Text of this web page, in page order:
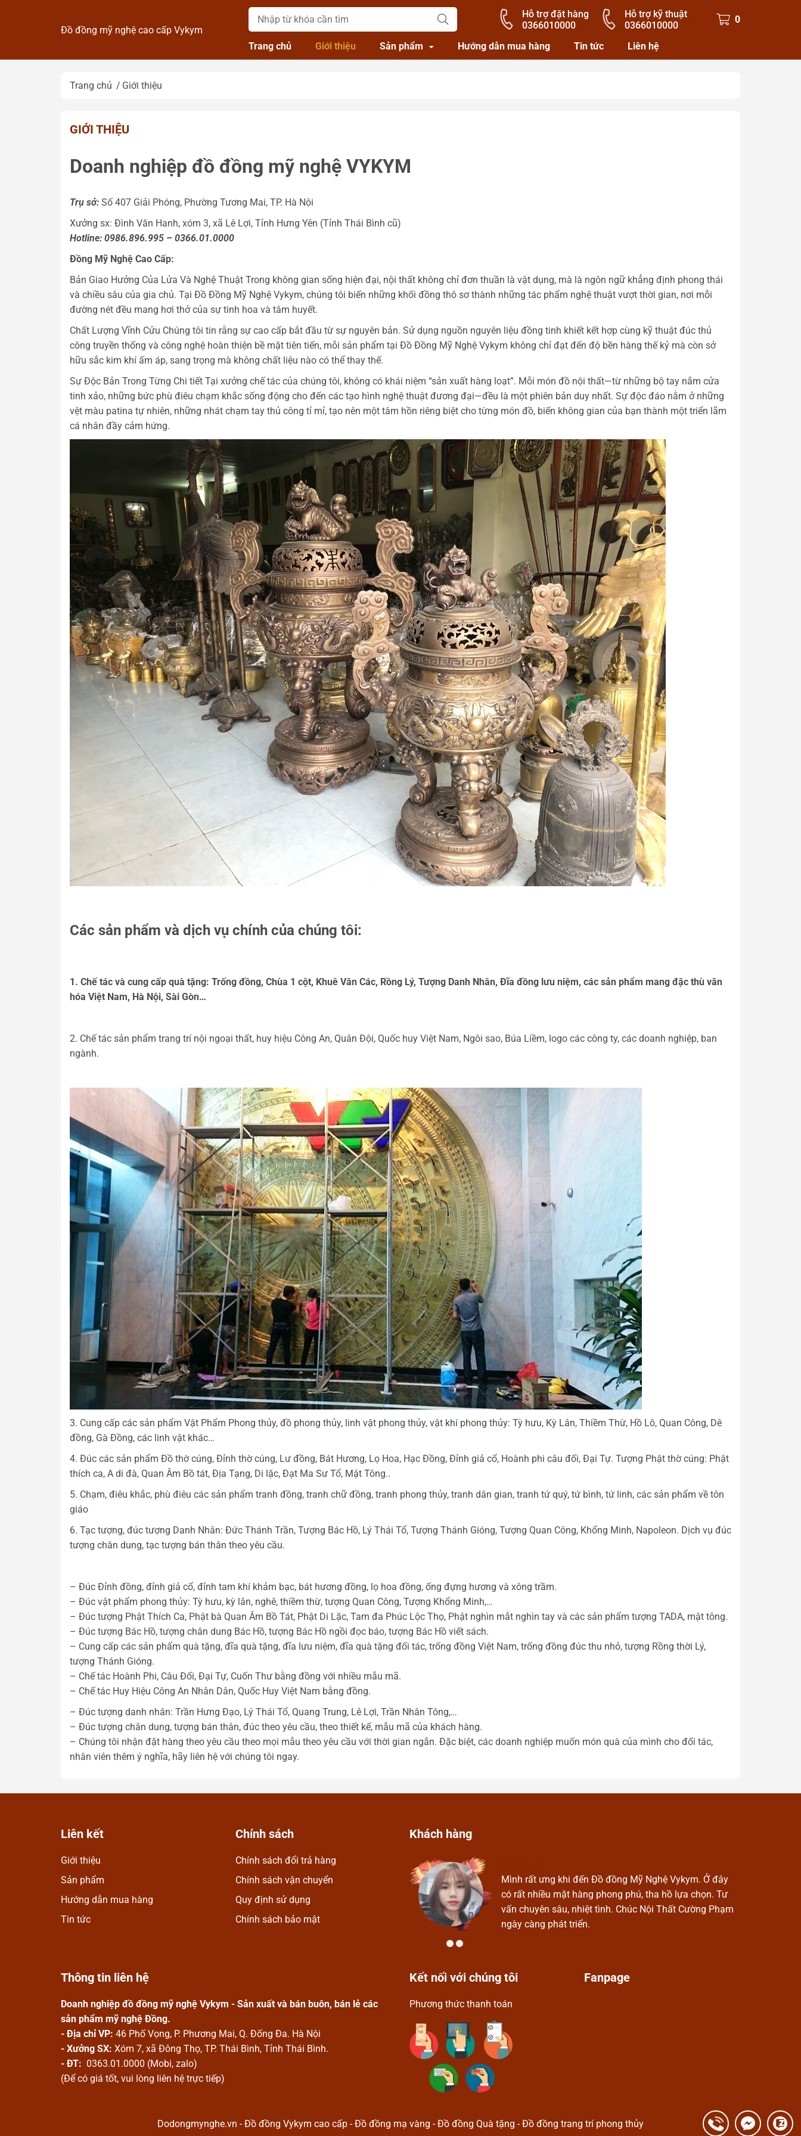
Đồ đồng mỹ nghệ cao cấp Vykym
Hỗ trợ đặt hàng
0366010000
Hỗ trợ kỹ thuật
0366010000
0
Trang chủ Giới thiệu Sản phẩm Hướng dẫn mua hàng Tin tức Liên hệ
Trang chủ Giới thiệu
GIỚI THIỆU
Doanh nghiệp đồ đồng mỹ nghệ VYKYM
Trụ sở: Số 407 Giải Phóng, Phường Tương Mai, TP. Hà Nội
Xưởng sx: Đình Văn Hanh, xóm 3, xã Lê Lợi, Tỉnh Hưng Yên (Tỉnh Thái Bình cũ)
Hotline: 0986.896.995 – 0366.01.0000
Đồng Mỹ Nghệ Cao Cấp:
Bản Giao Hưởng Của Lửa Và Nghệ Thuật Trong không gian sống hiện đại, nội thất không chỉ đơn thuần là vật dụng, mà là ngôn ngữ khẳng định phong thái
và chiều sâu của gia chủ. Tại Đồ Đồng Mỹ Nghệ Vykym, chúng tôi biến những khối đồng thô sơ thành những tác phẩm nghệ thuật vượt thời gian, nơi mỗi
đường nét đều mang hơi thở của sự tinh hoa và tâm huyết.
Chất Lượng Vĩnh Cửu Chúng tôi tin rằng sự cao cấp bắt đầu từ sự nguyên bản. Sử dụng nguồn nguyên liệu đồng tinh khiết kết hợp cùng kỹ thuật đúc thủ
công truyền thống và công nghệ hoàn thiện bề mặt tiên tiến, mỗi sản phẩm tại Đồ Đồng Mỹ Nghệ Vykym không chỉ đạt đến độ bền hàng thế kỷ mà còn sở
hữu sắc kim khí ấm áp, sang trọng mà không chất liệu nào có thể thay thế.
Sự Độc Bản Trong Từng Chi tiết Tại xưởng chế tác của chúng tôi, không có khái niệm “sản xuất hàng loạt”. Mỗi món đồ nội thất—từ những bộ tay nắm cửa
tinh xảo, những bức phù điêu chạm khắc sống động cho đến các tạo hình nghệ thuật đương đại—đều là một phiên bản duy nhất. Sự độc đáo nằm ở những
vệt màu patina tự nhiên, những nhát chạm tay thủ công tỉ mỉ, tạo nên một tâm hồn riêng biệt cho từng món đồ, biến không gian của bạn thành một triển lãm
cá nhân đầy cảm hứng.
Các sản phẩm và dịch vụ chính của chúng tôi:
1. Chế tác và cung cấp quà tặng: Trống đồng, Chùa 1 cột, Khuê Văn Các, Rồng Lý, Tượng Danh Nhân, Đĩa đồng lưu niệm, các sản phẩm mang đặc thù văn
hóa Việt Nam, Hà Nội, Sài Gòn…
2. Chế tác sản phẩm trang trí nội ngoại thất, huy hiệu Công An, Quân Đội, Quốc huy Việt Nam, Ngôi sao, Búa Liềm, logo các công ty, các doanh nghiệp, ban
ngành.
3. Cung cấp các sản phẩm Vật Phẩm Phong thủy, đồ phong thủy, linh vật phong thủy, vật khí phong thủy: Tỳ hưu, Kỳ Lân, Thiềm Thừ, Hồ Lô, Quan Công, Dê
đồng, Gà Đồng, các linh vật khác…
4. Đúc các sản phẩm Đồ thờ cúng, Đỉnh thờ cúng, Lư đồng, Bát Hương, Lọ Hoa, Hạc Đồng, Đỉnh giả cổ, Hoành phi câu đối, Đại Tự. Tượng Phật thờ cúng: Phật
thích ca, A di đà, Quan Âm Bồ tát, Địa Tạng, Di lặc, Đạt Ma Sư Tổ, Mật Tông..
5. Chạm, điêu khắc, phù điêu các sản phẩm tranh đồng, tranh chữ đồng, tranh phong thủy, tranh dân gian, tranh tứ quý, tứ bình, tứ linh, các sản phẩm về tôn
giáo
6. Tạc tượng, đúc tượng Danh Nhân: Đức Thánh Trần, Tượng Bác Hồ, Lý Thái Tổ, Tượng Thánh Gióng, Tượng Quan Công, Khổng Minh, Napoleon. Dịch vụ đúc
tượng chân dung, tạc tượng bán thân theo yêu cầu.
– Đúc Đỉnh đồng, đỉnh giả cổ, đỉnh tam khí khảm bạc, bát hương đồng, lọ hoa đồng, ống đựng hương và xông trầm.
– Đúc vật phẩm phong thủy: Tỳ hưu, kỳ lân, nghê, thiềm thừ, tượng Quan Công, Tượng Khổng Minh,…
– Đúc tượng Phật Thích Ca, Phật bà Quan Âm Bồ Tát, Phật Di Lặc, Tam đa Phúc Lộc Thọ, Phật nghìn mắt nghìn tay và các sản phẩm tượng TADA, mật tông.
– Đúc tượng Bác Hồ, tượng chân dung Bác Hồ, tượng Bác Hồ ngồi đọc báo, tượng Bác Hồ viết sách.
– Cung cấp các sản phẩm quà tặng, đĩa quà tặng, đĩa lưu niệm, đĩa quà tặng đối tác, trống đồng Việt Nam, trống đồng đúc thu nhỏ, tượng Rồng thời Lý,
tượng Thánh Gióng.
– Chế tác Hoành Phi, Câu Đối, Đại Tự, Cuốn Thư bằng đồng với nhiều mẫu mã.
– Chế tác Huy Hiệu Công An Nhân Dân, Quốc Huy Việt Nam bằng đồng.
– Đúc tượng danh nhân: Trần Hưng Đạo, Lý Thái Tổ, Quang Trung, Lê Lợi, Trần Nhân Tông,…
– Đúc tượng chân dung, tượng bán thân, đúc theo yêu cầu, theo thiết kế, mẫu mã của khách hàng.
– Chúng tôi nhận đặt hàng theo yêu cầu theo mọi mẫu theo yêu cầu với thời gian ngắn. Đặc biệt, các doanh nghiệp muốn món quà của mình cho đối tác,
nhân viên thêm ý nghĩa, hãy liên hệ với chúng tôi ngay.
Liên kết
Giới thiệu
Sản phẩm
Hướng dẫn mua hàng
Tin tức
Chính sách
Chính sách đổi trả hàng
Chính sách vận chuyển
Quy định sử dụng
Chính sách bảo mật
Khách hàng
Mình rất ưng khi đến Mỹ Nghệ Vykym. Ở đây có rất
nhiều mặt hàng phong phú, thoải mái được lựa chọn.
công ty ngày càng phát triển.
Mình rất ưng khi đến Đồ đồng Mỹ Nghệ Vykym. Ở đây
có rất nhiều mặt hàng phong phú, tha hồ lựa chọn. Tư
vấn chuyên sâu, nhiệt tình. Chúc Nội Thất Cường Phạm
ngày càng phát triển.
Thông tin liên hệ
Doanh nghiệp đồ đồng mỹ nghệ Vykym - Sản xuất và bán buôn, bán lẻ các
sản phẩm mỹ nghệ Đồng.
- Địa chỉ VP: 46 Phố Vọng, P. Phương Mai, Q. Đống Đa. Hà Nội
- Xưởng SX: Xóm 7, xã Đông Thọ, TP. Thái Bình, Tỉnh Thái Bình.
- ĐT: 0363.01.0000 (Mobi, zalo)
(Để có giá tốt, vui lòng liên hệ trực tiếp)
Kết nối với chúng tôi
Phương thức thanh toán
Fanpage
Dodongmynghe.vn - Đồ đồng Vykym cao cấp - Đồ đồng mạ vàng - Đồ đồng Quà tặng - Đồ đồng trang trí phong thủy